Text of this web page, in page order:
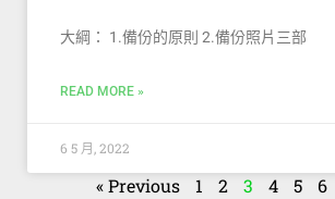
大綱： 1.備份的原則 2.備份照片三部
READ MORE »
6 5 月, 2022
« Previous 1 2 3 4 5 6